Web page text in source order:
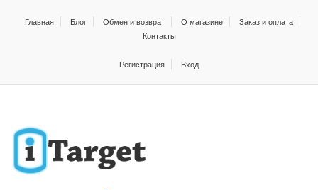
Главная Блог Обмен и возврат О магазине
Заказ и оплата
Контакты
Регистрация Вход